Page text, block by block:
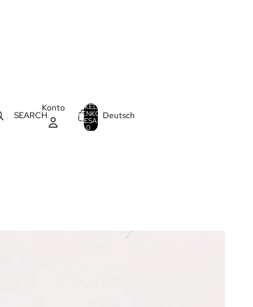
SEARCH
Konto ARTIKEL IM
WARENKORB
INSGESAMT:
0
0
Deutsch